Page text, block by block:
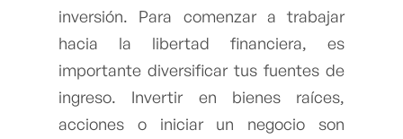
inversión. Para comenzar a trabajar
hacia la libertad financiera, es
importante diversificar tus fuentes de
ingreso. Invertir en bienes raíces,
acciones o iniciar un negocio son